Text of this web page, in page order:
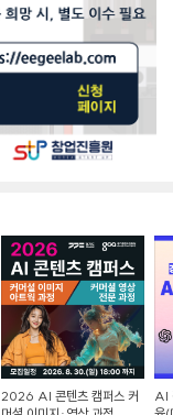
2026 AI 콘텐츠 캠퍼스 커
AI